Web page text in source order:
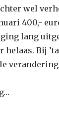
wel
400,-
lang
Bij